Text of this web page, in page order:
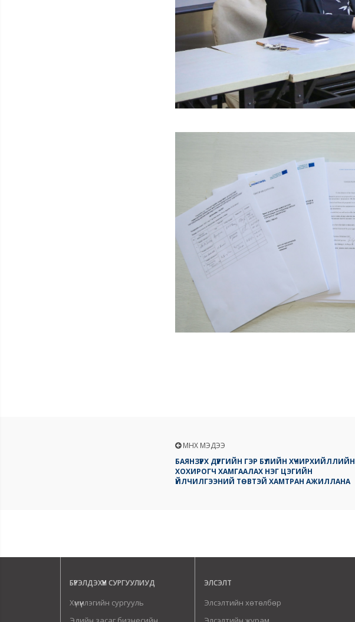
ӨМНӨХ МЭДЭЭ
БАЯНЗҮРХ ДҮҮРГИЙН ГЭР БҮЛИЙН ХҮЧИРХИЙЛЛИЙН
ХОХИРОГЧ ХАМГААЛАХ НЭГ ЦЭГИЙН
ҮЙЛЧИЛГЭЭНИЙ ТӨВТЭЙ ХАМТРАН АЖИЛЛАНА
БҮРЭЛДЭХҮҮН СУРГУУЛИУД
Хүмүүнлэгийн сургууль
ЭЛСЭЛТ
Элсэлтийн хөтөлбөр